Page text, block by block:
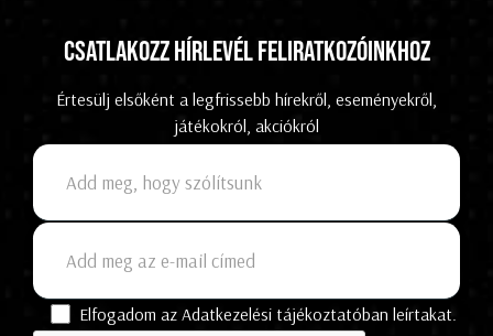
Csatlakozz hírlevél feliratkozóinkhoz
Értesülj elsőként a legfrissebb hírekről, eseményekről,
játékokról, akciókról
Elfogadom az Adatkezelési tájékoztatóban leírtakat.